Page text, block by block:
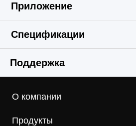
Приложение
Спецификации
Wi-Fi
2,4 ГГц — IEEE 802.11ax/n/b/g
Роутер, точка доступа
Поддержка
О компании
Продукты